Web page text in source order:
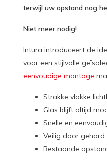
terwijl uw opstand nog
Niet meer nodig!
Intura introduceert de
voor een stijlvolle
eenvoudige montage
Strakke vlakke
Glas blijft altijd
Snelle en
Veilig door gehard
Bestaande